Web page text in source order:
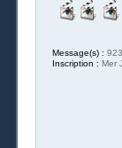
Message(s) : 923
Inscription : Mer